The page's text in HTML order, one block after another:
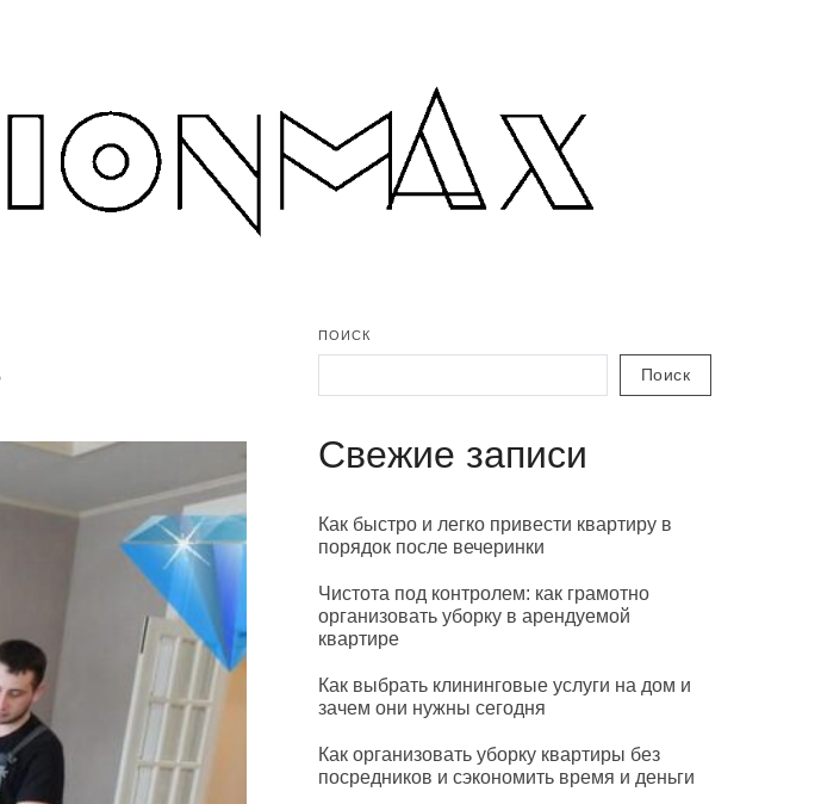
ПОИСК
Поиск
Свежие записи
Как быстро и легко привести квартиру в
порядок после вечеринки
Чистота под контролем: как грамотно
организовать уборку в арендуемой
квартире
Как выбрать клининговые услуги на дом и
зачем они нужны сегодня
Как организовать уборку квартиры без
посредников и сэкономить время и деньги